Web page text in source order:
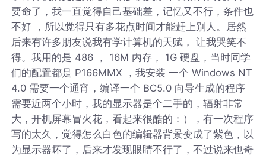
要命了，我一直觉得自己基础差，记忆又不行，条件也
不好 ，所以觉得只有多花点时间才能赶上别人。居然
后来有许多朋友说我有学计算机的天赋， 让我哭笑不
得。我用的是 486 ， 16M 内存， 1G 硬盘，当时同学
们的配置都是 P166MMX ，我安装 一个 Windows NT
4.0 需要一个通宵，编译一个 BC5.0 向导生成的程序
需要近两个小时，我的显示器是个二手的，辐射非常
大，开机屏幕冒火花，看起来很酷的：），有一次程序
写的太久，觉得怎么白色的编辑器背景变成了紫色，以
为显示器坏了，后来才发现眼睛不行了，不过说来也奇